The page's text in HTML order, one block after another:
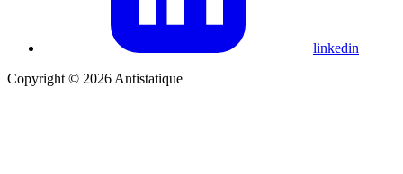
linkedin
Copyright © 2026 Antistatique